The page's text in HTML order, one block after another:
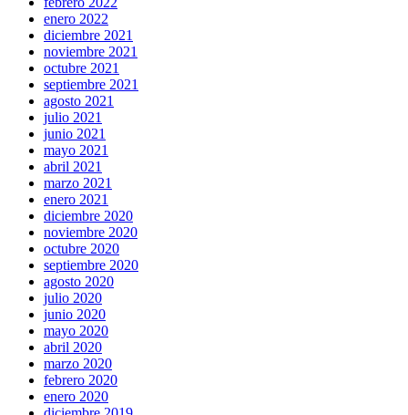
enero 2022
diciembre 2021
noviembre 2021
octubre 2021
septiembre 2021
agosto 2021
julio 2021
junio 2021
mayo 2021
abril 2021
marzo 2021
enero 2021
diciembre 2020
noviembre 2020
octubre 2020
septiembre 2020
agosto 2020
julio 2020
junio 2020
mayo 2020
abril 2020
marzo 2020
febrero 2020
enero 2020